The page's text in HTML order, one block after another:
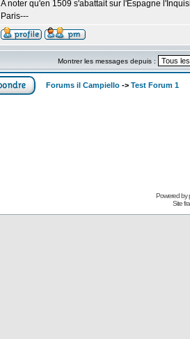
A noter qu'en 1509 s'abattait sur l'Espagne
Paris---
Montrer les messages depuis :
Forums il Campiello -> Test Forum 1
Powered by
Site